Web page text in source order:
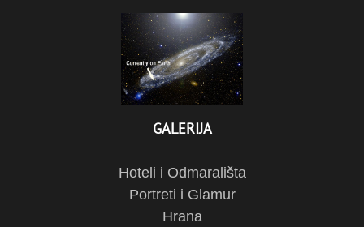
GALERIJA
Hoteli i Odmarališta
Portreti i Glamur
Hrana